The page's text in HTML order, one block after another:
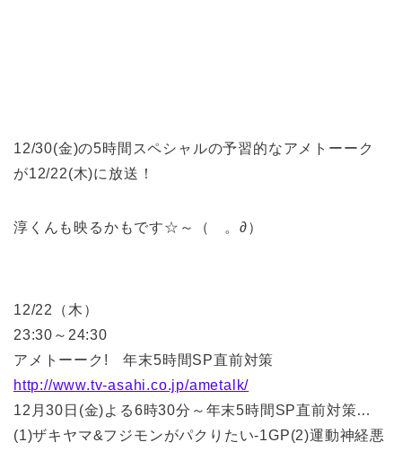
12/30(金)の5時間スペシャルの予習的なアメトーーク
が12/22(木)に放送！
淳くんも映るかもです☆～（ゝ。∂）
12/22（木）
23:30～24:30
アメトーーク! 年末5時間SP直前対策
http://www.tv-asahi.co.jp/ametalk/
12月30日(金)よる6時30分～年末5時間SP直前対策…
(1)ザキヤマ&フジモンがパクりたい-1GP(2)運動神経悪